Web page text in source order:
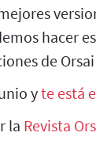
hacer
de
yte está
la Revista